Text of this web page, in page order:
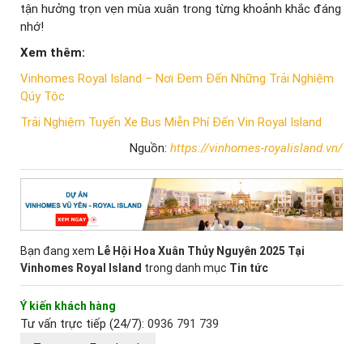
tận hưởng trọn vẹn mùa xuân trong từng khoảnh khắc đáng
nhớ!
Xem thêm:
Vinhomes Royal Island – Nơi Đem Đến Những Trải Nghiệm
Qúy Tộc
Trải Nghiệm Tuyến Xe Bus Miễn Phí Đến Vin Royal Island
Nguồn: https://vinhomes-royalisland.vn/
Bạn đang xem Lễ Hội Hoa Xuân Thủy Nguyên 2025 Tại
Vinhomes Royal Island trong danh mục Tin tức
Ý kiến khách hàng
Tư vấn trực tiếp (24/7): 0936 791 739